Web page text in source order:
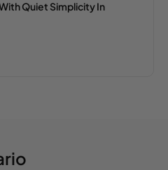
Quiet Simplicity In